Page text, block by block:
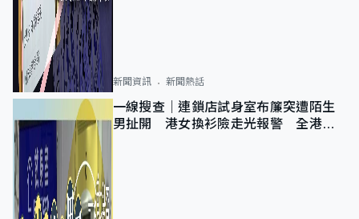
新聞資訊 新聞熱話
一線搜查｜連鎖店試身室布簾突遭陌生
男扯開 港女換衫險走光報警 全港分